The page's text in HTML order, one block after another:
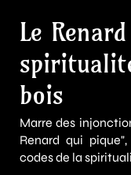
Le
bois
Marre des
Renard qui
codes de la